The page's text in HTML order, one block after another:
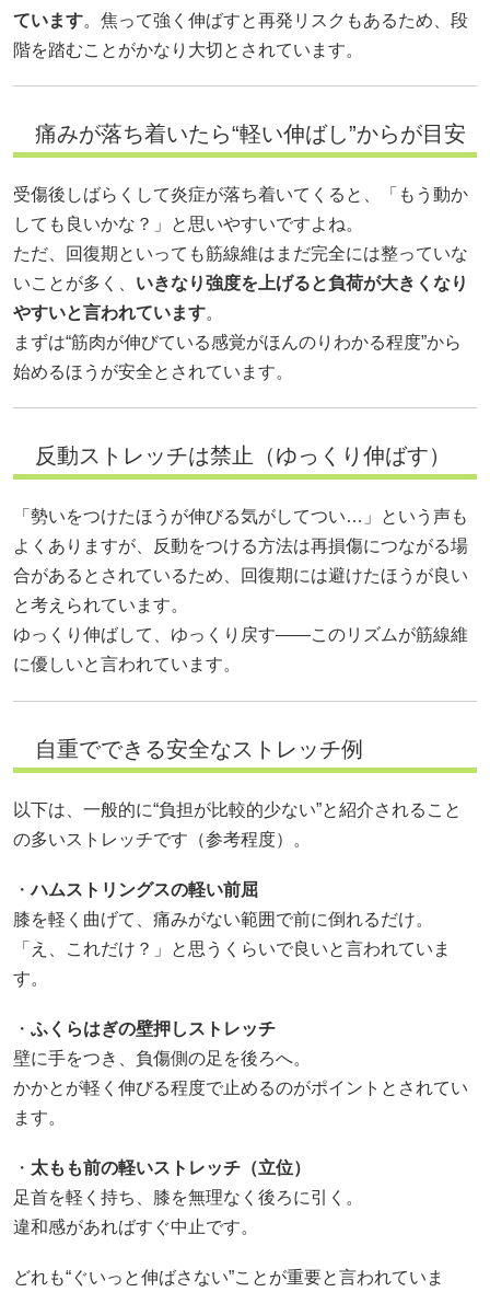
ています。焦って強く伸ばすと再発リスクもあるため、段
階を踏むことがかなり大切とされています。
痛みが落ち着いたら“軽い伸ばし”からが目安
受傷後しばらくして炎症が落ち着いてくると、「もう動か
しても良いかな？」と思いやすいですよね。
ただ、回復期といっても筋線維はまだ完全には整っていな
いことが多く、 いきなり強度を上げると負荷が大きくなり
やすいと言われています。
まずは“筋肉が伸びている感覚がほんのりわかる程度”から
始めるほうが安全とされています。
反動ストレッチは禁止（ゆっくり伸ばす）
「勢いをつけたほうが伸びる気がしてつい…」という声も
よくありますが、反動をつける方法は再損傷につながる場
合があるとされているため、回復期には避けたほうが良い
と考えられています。
ゆっくり伸ばして、ゆっくり戻す——このリズムが筋線維
に優しいと言われています。
自重でできる安全なストレッチ例
以下は、一般的に“負担が比較的少ない”と紹介されること
の多いストレッチです（参考程度）。
・ハムストリングスの軽い前屈
膝を軽く曲げて、痛みがない範囲で前に倒れるだけ。
「え、これだけ？」と思うくらいで良いと言われていま
す。
・ ふくらはぎの壁押しストレッチ
壁に手をつき、負傷側の足を後ろへ。
かかとが軽く伸びる程度で止めるのがポイントとされてい
ます。
・ 太もも前の軽いストレッチ（立位）
足首を軽く持ち、膝を無理なく後ろに引く。
違和感があればすぐ中止です。
どれも“ぐいっと伸ばさない”ことが重要と言われていま